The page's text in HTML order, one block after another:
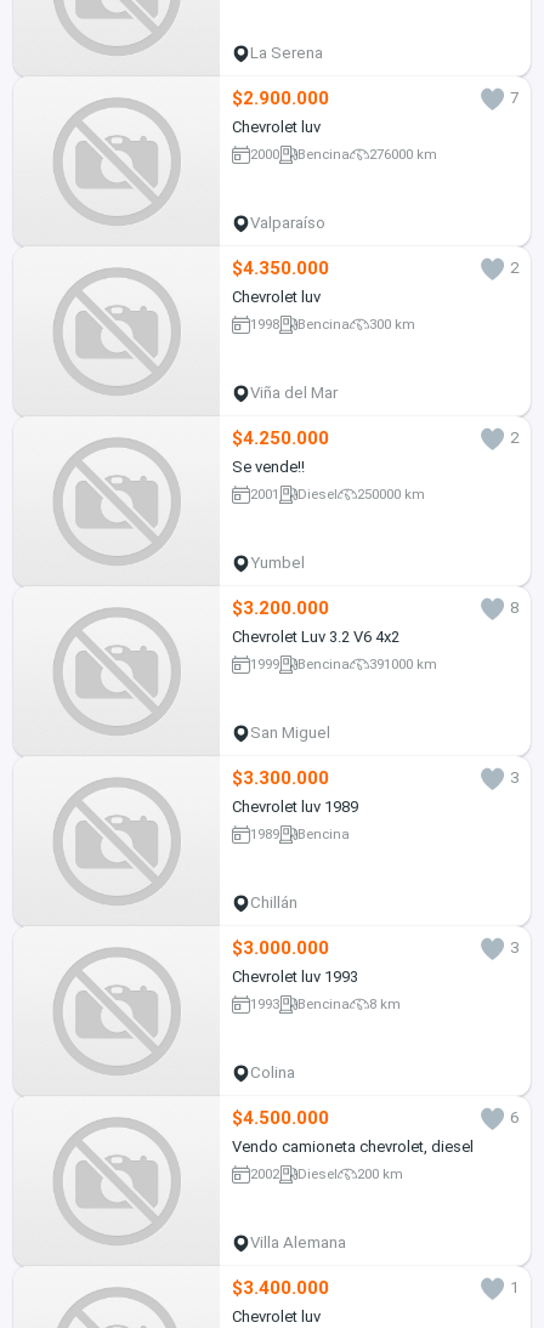
La Serena
$2.900.000
7
Chevrolet luv
2000 Bencina 276000 km
Valparaíso
$4.350.000
2
Chevrolet luv
1998 Bencina 300 km
Viña del Mar
$4.250.000
2
Se vende!!
2001 Diesel 250000 km
Yumbel
$3.200.000
8
Chevrolet Luv 3.2 V6 4x2
1999 Bencina 391000 km
San Miguel
$3.300.000
3
Chevrolet luv 1989
1989 Bencina
Chillán
$3.000.000
3
Chevrolet luv 1993
1993 Bencina 8 km
Colina
$4.500.000
6
Vendo camioneta chevrolet, diesel
2002 Diesel 200 km
Villa Alemana
$3.400.000
1
Chevrolet luv